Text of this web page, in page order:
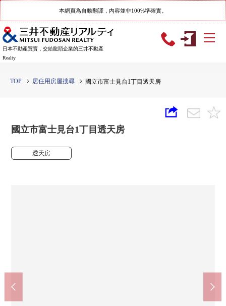
本網頁為自動翻譯，內容並非100%準確實。
日本不動產買賣，交給龍頭企業的三井不動產
Realty
TOP 居住用房屋搜尋 國立市富士見台1丁目透天房
國立市富士見台1丁目透天房
透天房